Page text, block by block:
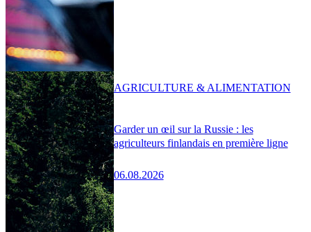
Garder un œil sur la Russie : les
agriculteurs finlandais en première ligne
06.08.2026
AGRICULTURE & ALIMENTATION